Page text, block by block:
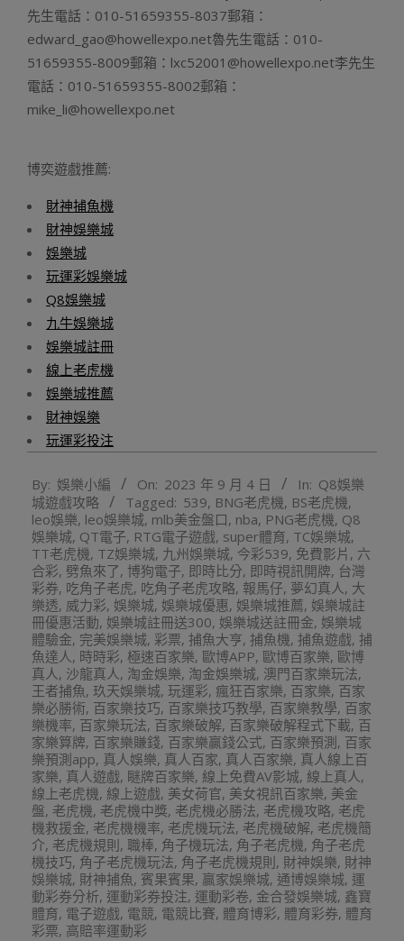
先生電話：010-51659355-8037郵箱：
edward_gao@howellexpo.net魯先生電話：010-
51659355-8009郵箱：lxc52001@howellexpo.net李先生
電話：010-51659355-8002郵箱：
mike_li@howellexpo.net
博奕遊戲推薦:
財神捕魚機
財神娛樂城
娛樂城
玩運彩娛樂城
Q8娛樂城
九牛娛樂城
娛樂城註冊
線上老虎機
娛樂城推薦
財神娛樂
玩運彩投注
09-
04
By: 娛樂小編 On: 2023 年 9 月 4 日 In: Q8娛樂
城遊戲攻略
Tagged: 539, BNG老虎機, BS老虎機,
leo娛樂, leo娛樂城, mlb美金盤口, nba, PNG老虎機, Q8
娛樂城, QT電子, RTG電子遊戲, super體育, TC娛樂城,
TT老虎機, TZ娛樂城, 九州娛樂城, 今彩539, 免費影片 , 六
合彩, 劈魚來了, 博狗電子, 即時比分, 即時視訊開牌, 台灣
彩券, 吃角子老虎, 吃角子老虎攻略, 報馬仔, 夢幻真人, 大
樂透, 威力彩, 娛樂城, 娛樂城優惠, 娛樂城推薦, 娛樂城註
冊優惠活動, 娛樂城註冊送300, 娛樂城送註冊金, 娛樂城
體驗金, 完美娛樂城, 彩票, 捕魚大亨, 捕魚機, 捕魚遊戲, 捕
魚達人, 時時彩, 極速百家樂, 歐博APP, 歐博百家樂, 歐博
真人, 沙龍真人, 淘金娛樂, 淘金娛樂城, 澳門百家樂玩法,
王者捕魚, 玖天娛樂城, 玩運彩, 瘋狂百家樂, 百家樂, 百家
樂必勝術, 百家樂技巧, 百家樂技巧教學, 百家樂教學, 百家
樂機率, 百家樂玩法, 百家樂破解, 百家樂破解程式下載, 百
家樂算牌, 百家樂賺錢, 百家樂贏錢公式, 百家樂預測 , 百家
樂預測app, 真人娛樂, 真人百家, 真人百家樂, 真人線上百
家樂, 真人遊戲, 瞇牌百家樂, 線上免費AV影城, 線上真人,
線上老虎機, 線上遊戲, 美女荷官, 美女視訊百家樂, 美金
盤, 老虎機, 老虎機中獎, 老虎機必勝法, 老虎機攻略, 老虎
機救援金, 老虎機機率, 老虎機玩法, 老虎機破解, 老虎機簡
介, 老虎機規則, 職棒, 角子機玩法, 角子老虎機, 角子老虎
機技巧, 角子老虎機玩法, 角子老虎機規則, 財神娛樂, 財神
娛樂城, 財神捕魚, 賓果賓果, 贏家娛樂城, 通博娛樂城, 運
動彩券分析, 運動彩券投注, 運動彩卷, 金合發娛樂城, 鑫寶
體育, 電子遊戲, 電競, 電競比賽, 體育博彩, 體育彩券, 體育
彩票, 高賠率運動彩